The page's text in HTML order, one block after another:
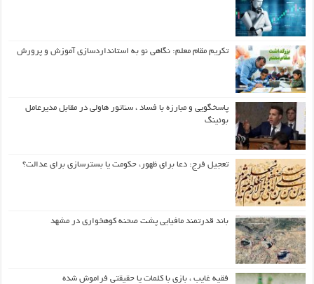
تکریم مقام معلم: نگاهی نو به استانداردسازی آموزش و پرورش
پاسخگویی و مبارزه با فساد ، سناتور هاولی در مقابل مدیرعامل
بوئینگ
تعجیل فرج: دعا برای ظهور، حکومت یا بسترسازی برای عدالت؟
باند قدرتمند مافیایی پشت صحنه کوهخواری در مشهد
فقیه غایب ، بازی با کلمات یا حقیقتی فراموش شده